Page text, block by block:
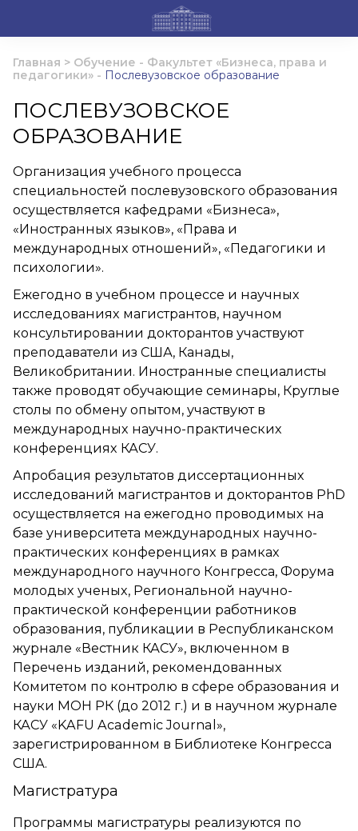
Главная > Обучение - Факультет «Бизнеса, права и
педагогики» - Послевузовское образование
ПОСЛЕВУЗОВСКОЕ
ОБРАЗОВАНИЕ
Организация учебного процесса
специальностей послевузовского образования
осуществляется кафедрами «Бизнеса»,
«Иностранных языков», «Права и
международных отношений», «Педагогики и
психологии».
Ежегодно в учебном процессе и научных
исследованиях магистрантов, научном
консультировании докторантов участвуют
преподаватели из США, Канады,
Великобритании. Иностранные специалисты
также проводят обучающие семинары, Круглые
столы по обмену опытом, участвуют в
международных научно-практических
конференциях КАСУ.
Апробация результатов диссертационных
исследований магистрантов и докторантов PhD
осуществляется на ежегодно проводимых на
базе университета международных научно-
практических конференциях в рамках
международного научного Конгресса, Форума
молодых ученых, Региональной научно-
практической конференции работников
образования, публикации в Республиканском
журнале «Вестник КАСУ», включенном в
Перечень изданий, рекомендованных
Комитетом по контролю в сфере образования и
науки МОН РК (до 2012 г.) и в научном журнале
КАСУ «KAFU Academic Journal»,
зарегистрированном в Библиотеке Конгресса
США.
Магистратура
Программы магистратуры реализуются по